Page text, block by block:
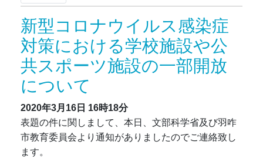
新型コロナウイルス感染症
対策における学校施設や公
共スポーツ施設の一部開放
について
2020年3月16日 16時18分
表題の件に関しまして、本日、文部科学省及び羽咋
市教育委員会より通知がありましたのでご連絡致し
ます。